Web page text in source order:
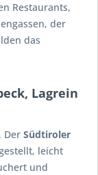
Restaurants,
der
das
Lagrein
Der Südtiroler
leicht
und